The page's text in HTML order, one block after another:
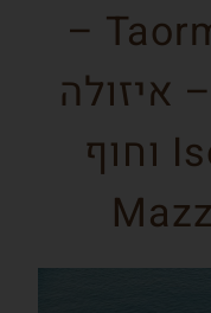
טאורמינה Taormina –
איזולה
בלה Isola Bella וחוף